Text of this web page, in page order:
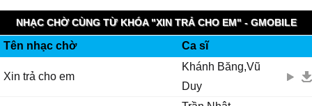
Bên kia có bao người đang đón đợi chờ anh ai.
Chẳng đau lòng một khi duyên tình lỡ,
Nhưng có đau nào bằng lầm lỡ vì yêu
Thì thôi anh đừng khóc nước mắt nào mà không đắng
NHẠC CHỜ CÙNG TỪ KHÓA "XIN TRẢ CHO EM" - GMOBILE
KOOLRING
Tên nhạc chờ Ca sĩ
Xin trả cho em
Khánh Băng,Vũ
Duy